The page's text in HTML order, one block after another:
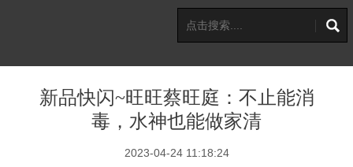
新品快闪~旺旺蔡旺庭：不止能消
毒，水神也能做家清
2023-04-24 11:18:24